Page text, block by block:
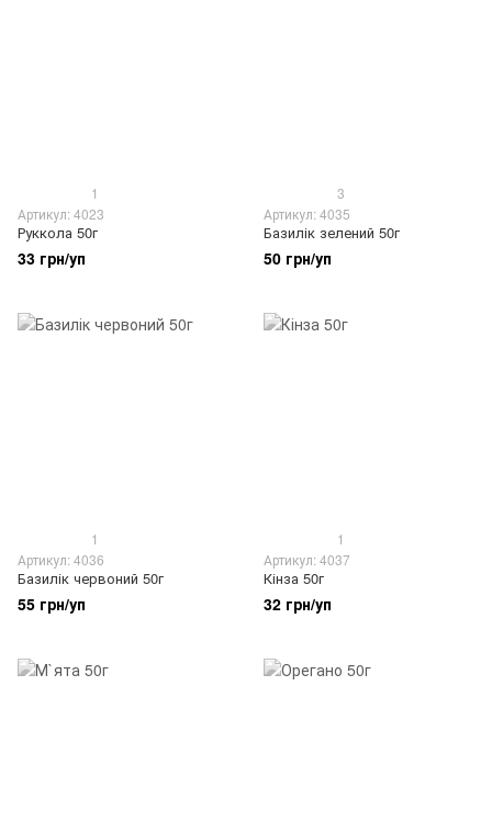
1
Артикул: 4023
Руккола 50г
33 грн/уп
3
Артикул: 4035
Базилік зелений 50г
50 грн/уп
1
Артикул: 4036
Базилік червоний 50г
55 грн/уп
1
Артикул: 4037
Кінза 50г
32 грн/уп